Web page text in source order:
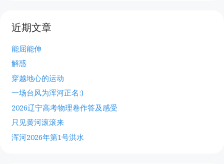
近期文章
能屈能伸
解惑
穿越地心的运动
一场台风为浑河正名:)
2026辽宁高考物理卷作答及感受
只见黄河滚滚来
浑河2026年第1号洪水